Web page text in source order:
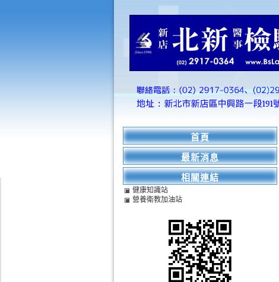
首頁
最新消息
相關連結
健康知識站
營養衛教加油站